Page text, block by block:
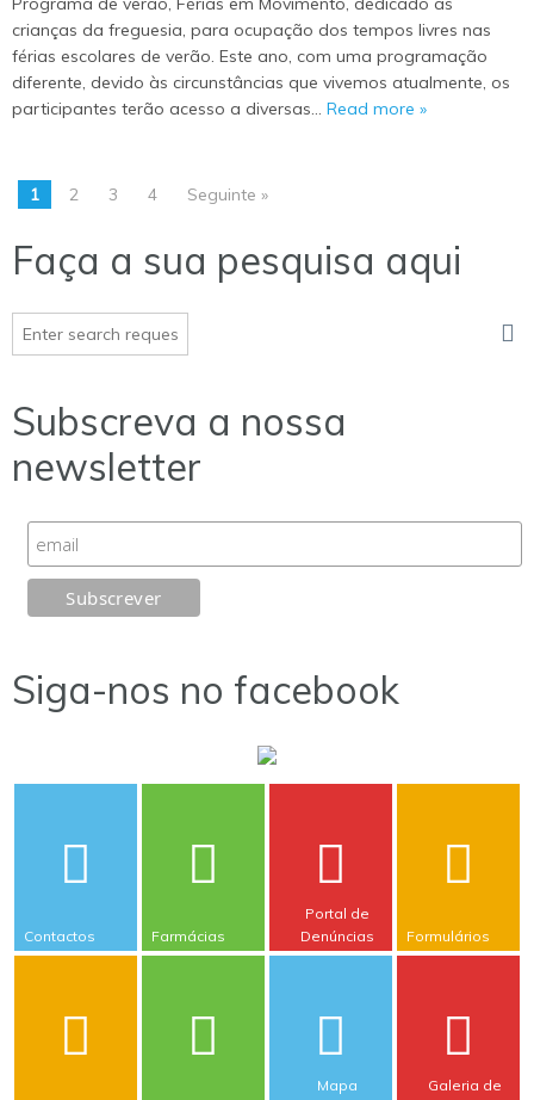
crianças da freguesia, para ocupação dos tempos livres nas
férias escolares de verão. Este ano, com uma programação
diferente, devido às circunstâncias que vivemos atualmente, os
participantes terão acesso a diversas… Read more »
1 2 3 4 Seguinte »
Faça a sua pesquisa aqui
Subscreva a nossa
newsletter
Siga-nos no facebook
Contactos Farmácias
Portal de
Denúncias
Formulários
Mapa
Galeria de